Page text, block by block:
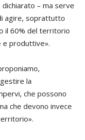
– ma serve
agire, soprattutto
il 60% del territorio
e produttive».
la
che possono
che devono invece